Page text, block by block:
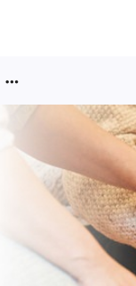
more_horiz